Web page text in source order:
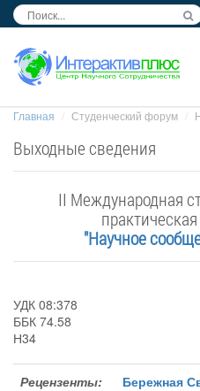
Главная Студенческий форум
Выходные сведения
II Международная
"Научное
УДК 08:378
ББК 74.58
Н34
Рецензенты: Бережная